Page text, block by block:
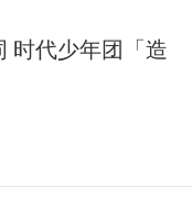
时代少年团「造